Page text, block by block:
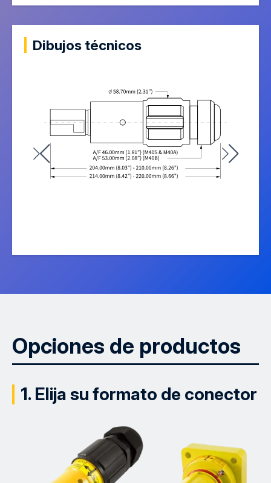
Dibujos técnicos
Opciones de productos
1. Elija su formato de conector